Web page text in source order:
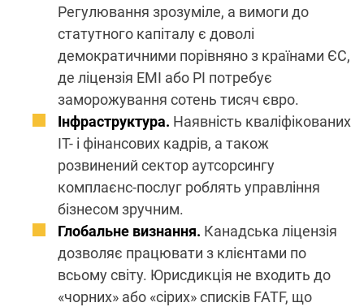
Регулювання зрозуміле, а вимоги до
статутного капіталу є доволі
демократичними порівняно з країнами ЄС,
де ліцензія EMI або PI потребує
заморожування сотень тисяч євро.
Інфраструктура. Наявність кваліфікованих
IT- і фінансових кадрів, а також
розвинений сектор аутсорсингу
комплаєнс-послуг роблять управління
бізнесом зручним.
Глобальне визнання. Канадська ліцензія
дозволяє працювати з клієнтами по
всьому світу. Юрисдикція не входить до
«чорних» або «сірих» списків FATF, що